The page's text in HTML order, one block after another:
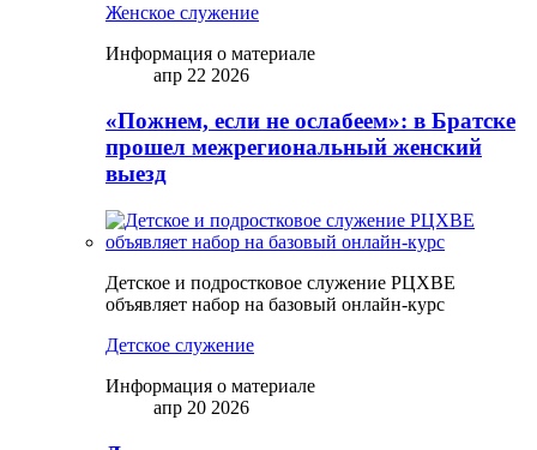
Женское служение
Информация о материале
апр 22 2026
«Пожнем, если не ослабеем»: в Братске
прошел межрегиональный женский
выезд
Детское и подростковое служение РЦХВЕ
объявляет набор на базовый онлайн-курс
Детское служение
Информация о материале
апр 20 2026